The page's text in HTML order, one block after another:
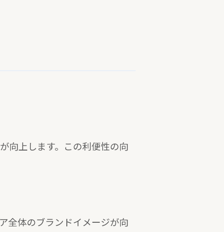
向上します。この利便性の向
全体のブランドイメージが向